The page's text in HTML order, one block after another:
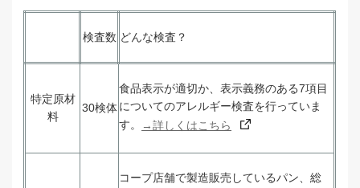
検査数 どんな検査？
特定原材
料
30検体
食品表示が適切か、表示義務のある7項目
についてのアレルギー検査を行っていま
す。
→詳しくはこちら
コープ店舗で製造販売しているパン、総